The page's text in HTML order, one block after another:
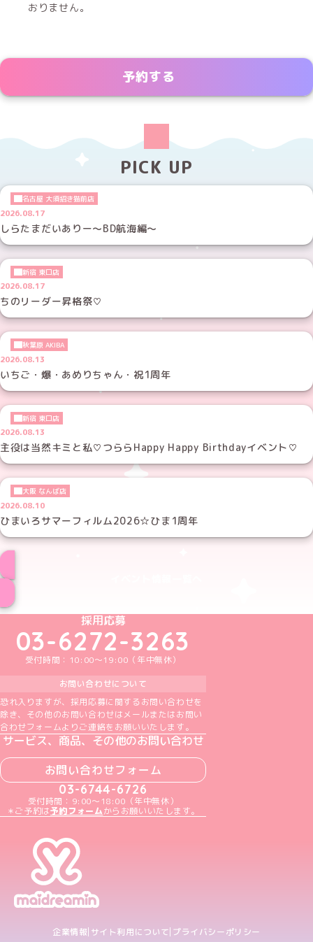
おりません。
予約する
PICK UP
名古屋 大須招き猫前店
2026.08.17
しらたまだいありー～BD航海編～
新宿 東口店
2026.08.17
ちのリーダー昇格祭♡
秋葉原 AKIBA
2026.08.13
いちご・爆・あめりちゃん・祝1周年
新宿 東口店
2026.08.13
主役は当然キミと私♡つららHappy Happy Birthdayイベント♡
大阪 なんば店
2026.08.10
ひまいろサマーフィルム2026☆ひま1周年
めいどりーみんTikTok公式アカウント
めいどりーみんX公式アカウント
めいどりーみんInstagram公式アカウント
めいどりーみんFacebook公式アカウン
めいどりーみんYouTube公式アカ
採用応募
03-6272-3263
受付時間：10:00～19:00（年中無休）
お問い合わせについて
恐れ入りますが、採用応募に関するお問い合わせを
除き、その他のお問い合わせはメールまたはお問い
合わせフォームよりご連絡をお願いいたします。
サービス、商品、その他のお問い合わせ
お問い合わせフォーム
03-6744-6726
受付時間：9:00～18:00（年中無休）
＊ご予約は予約フォームからお願いいたします。
企業情報 サイト利用について プライバシーポリシー